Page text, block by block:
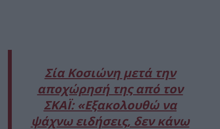
Σία Κοσιώνη μετά την
αποχώρησή της από τον
ΣΚΑΪ: «Εξακολουθώ να
ψάχνω ειδήσεις, δεν κάνω